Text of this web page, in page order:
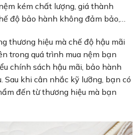
kém chất lượng, giá thành
độ bảo hành không đảm bảo,…
thương hiệu mà chế độ hậu mãi
trong quá trình mua nệm bạn
chính sách hậu mãi, bảo hành
Sau khi cân nhắc kỹ lưỡng, bạn có
đến từ thương hiệu mà bạn